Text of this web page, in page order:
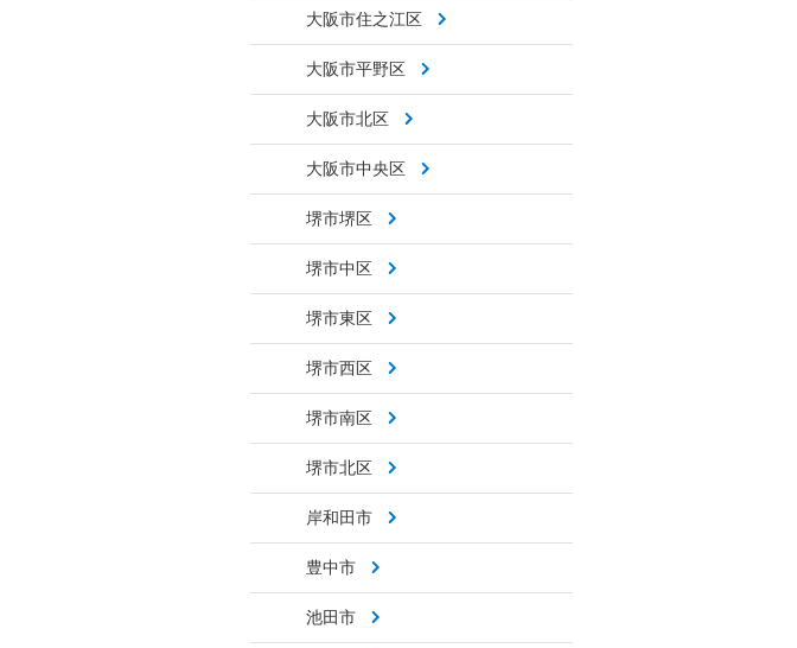
大阪市住之江区
大阪市平野区
大阪市北区
大阪市中央区
堺市堺区
堺市中区
堺市東区
堺市西区
堺市南区
堺市北区
岸和田市
豊中市
池田市